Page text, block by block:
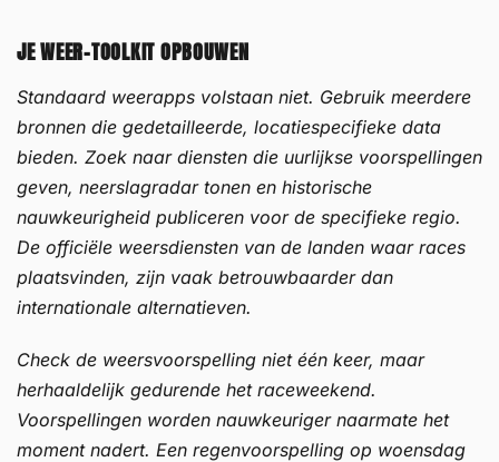
JE WEER-TOOLKIT OPBOUWEN
Standaard weerapps volstaan niet. Gebruik meerdere
bronnen die gedetailleerde, locatiespecifieke data
bieden. Zoek naar diensten die uurlijkse voorspellingen
geven, neerslagradar tonen en historische
nauwkeurigheid publiceren voor de specifieke regio.
De officiële weersdiensten van de landen waar races
plaatsvinden, zijn vaak betrouwbaarder dan
internationale alternatieven.
Check de weersvoorspelling niet één keer, maar
herhaaldelijk gedurende het raceweekend.
Voorspellingen worden nauwkeuriger naarmate het
moment nadert. Een regenvoorspelling op woensdag